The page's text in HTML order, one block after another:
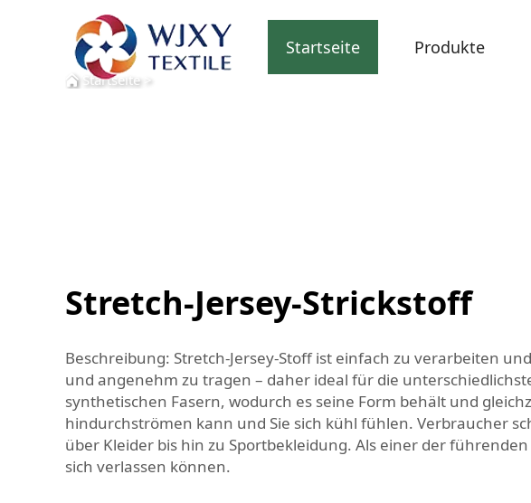
Startseite Produkte
Startseite>
Stretch-Jersey-Strickstoff
Beschreibung: Stretch-Jersey-Stoff ist einfach zu verarbeiten
und angenehm zu tragen – daher ideal für die
synthetischen Fasern, wodurch es seine Form behält und
hindurchströmen kann und Sie sich kühl fühlen. Verbraucher
über Kleider bis hin zu Sportbekleidung. Als einer der
sich verlassen können.